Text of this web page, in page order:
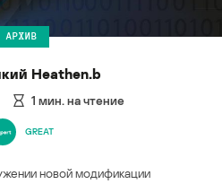
АРХИВ
Heathen.b
1 мин. на чтение
GREAT
новой модификации